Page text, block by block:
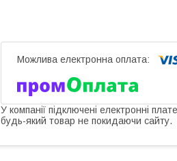
У компанії підключені електронні
будь-який товар не покидаючи сайту.